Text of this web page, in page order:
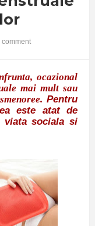
ocazional
mai mult sau
Pentru
este atat de
viata sociala si